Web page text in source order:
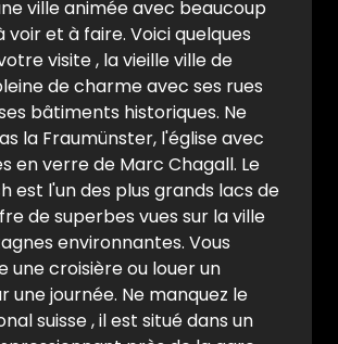
ville animée avec beaucoup
voir et à faire. Voici quelques
visite , la vieille ville de
de charme avec ses rues
bâtiments historiques. Ne
la Fraumünster, l'église avec
en verre de Marc Chagall. Le
est l'un des plus grands lacs de
de superbes vues sur la ville
environnantes. Vous
une croisière ou louer un
une journée. Ne manquez le
suisse , il est situé dans un